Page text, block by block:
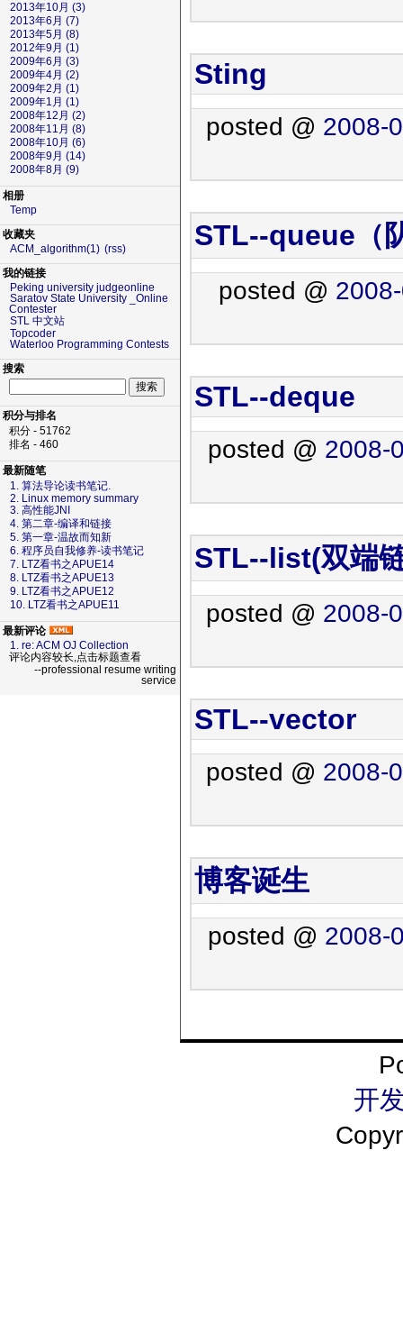
2013年10月 (3)
2013年6月 (7)
2013年5月 (8)
2012年9月 (1)
2009年6月 (3)
2009年4月 (2)
2009年2月 (1)
2009年1月 (1)
2008年12月 (2)
2008年11月 (8)
2008年10月 (6)
2008年9月 (14)
2008年8月 (9)
相册
Temp
收藏夹
ACM_algorithm(1) (rss)
我的链接
Peking university judgeonline
Saratov State University _Online
Contester
STL 中文站
Topcoder
Waterloo Programming Contests
搜索
积分与排名
积分 - 51762
排名 - 460
最新随笔
1. 算法导论读书笔记.
2. Linux memory summary
3. 高性能JNI
4. 第二章-编译和链接
5. 第一章-温故而知新
6. 程序员自我修养-读书笔记
7. LTZ看书之APUE14
8. LTZ看书之APUE13
9. LTZ看书之APUE12
10. LTZ看书之APUE11
最新评论
1. re: ACM OJ Collection
评论内容较长,点击标题查看
--professional resume writing
service
Sting
posted @ 2008-
STL--queue（
posted @
STL--deque
posted @ 2008-
STL--list(双端
posted @ 2008-
STL--vector
posted @ 2008-
博客诞生
posted @ 2008-
开